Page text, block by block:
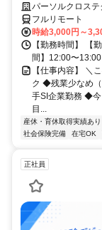
仕事/大手SI企業勤
を目指せます
パーソルクロス
フルリモート
時給3,000円～
【勤務時間】 【
間】12:00〜
【仕事内容】 ＼
ク ◆残業少なめ
手SI企業勤務 ◆今
目...
産休・育休取得実績あり
社会保険完備
在宅OK
正社員